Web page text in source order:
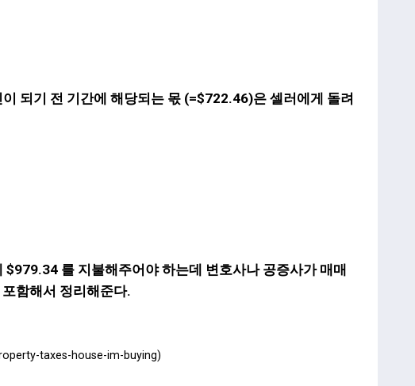
되기 전 기간에 해당되는 몫 (=$722.46)은 셀러에게 돌려
를 지불해주어야 하는데 변호사나 공증사가 매매
함해서 정리해준다.
taxes-house-im-buying)